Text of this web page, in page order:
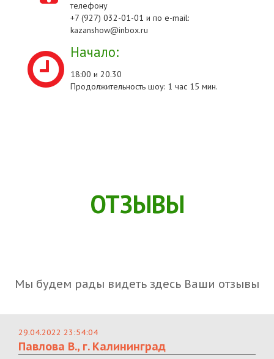
телефону
+7 (927) 032-01-01 и по e-mail:
kazanshow@inbox.ru
Начало:
18:00 и 20.30
Продолжительность шоу: 1 час 15 мин.
ОТЗЫВЫ
Мы будем рады видеть здесь Ваши отзывы
29.04.2022 23:54:04
Павлова В., г. Калининград